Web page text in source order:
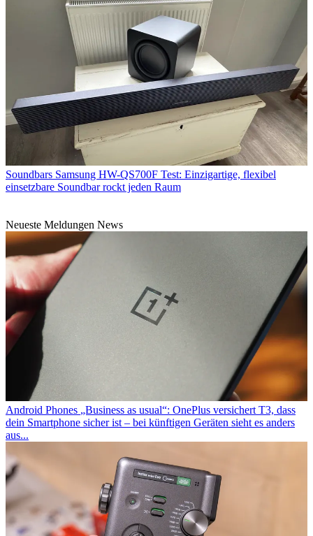
Soundbars Samsung HW-QS700F Test: Einzigartige, flexibel
einsetzbare Soundbar rockt jeden Raum
Neueste Meldungen News
Android Phones „Business as usual“: OnePlus versichert T3, dass
dein Smartphone sicher ist – bei künftigen Geräten sieht es anders
aus...